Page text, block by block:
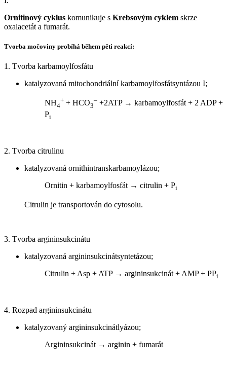
Ornitinový cyklus komunikuje s Krebsovým cyklem skrze
oxalacetát a fumarát.
Tvorba močoviny probíhá během pěti reakcí:
1. Tvorba karbamoylfosfátu
katalyzovaná mitochondriální karbamoylfosfátsyntázou I;
NH4
+ + HCO3
– +2ATP → karbamoylfosfát + 2 ADP +
Pi
2. Tvorba citrulinu
katalyzovaná ornithintranskarbamoylázou;
Ornitin + karbamoylfosfát → citrulin + Pi
Citrulin je transportován do cytosolu.
3. Tvorba argininsukcinátu
katalyzovaná argininsukcinátsyntetázou;
Citrulin + Asp + ATP → argininsukcinát + AMP + PPi
4. Rozpad argininsukcinátu
katalyzovaný argininsukcinátlyázou;
Argininsukcinát → arginin + fumarát